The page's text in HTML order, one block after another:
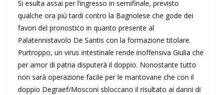
Si esulta assai per l’ingresso in semifinale, previsto
qualche ora più tardi contro la Bagnolese che gode dei
favori del pronostico in quanto presente al
Palatennistavolo De Santis con la formazione titolare.
Purtroppo, un virus intestinale rende inoffensiva Giulia che
per amor di patria disputerà il doppio. Nonostante tutto
non sarà operazione facile per le mantovane che con il
doppio Degraef/Mosconi sbloccano il risultato ai danni di